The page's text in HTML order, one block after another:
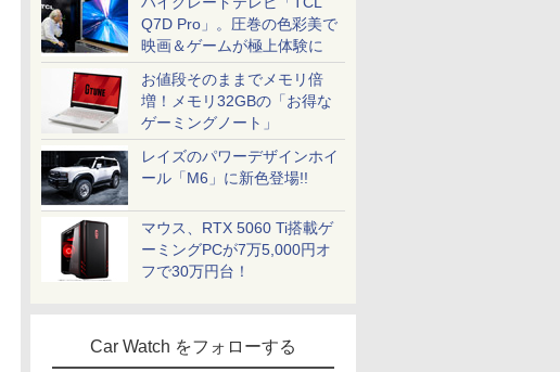
Q7D Pro」。圧巻の色彩美で
映画＆ゲームが極上体験に
お値段そのままでメモリ倍
増！メモリ32GBの「お得な
ゲーミングノート」
レイズのパワーデザインホイ
ール「M6」に新色登場!!
マウス、RTX 5060 Ti搭載ゲ
ーミングPCが7万5,000円オ
フで30万円台！
Car Watch をフォローする